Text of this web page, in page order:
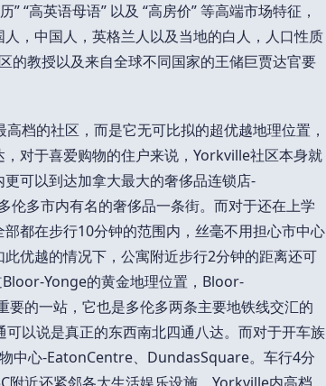
“高英语母语” 以及 “高房价” 等高端市场特征，
，中国人，英格兰人以及当地的白人，人口性质
教授以及来自全球不同国家的王储巨贾达官要
档的社区，而是它无可比拟的超优越地理位置，
对于喜爱购物的住户来说，Yorkville社区本身就
可以到达加拿大最大的奢侈品连锁店-
多市内有名的奢侈品一条街。而对于还在上学
都在步行10分钟的范围内，丝毫不用担心市中心
优越的情况下，公寓附近步行2分钟的距离还可
Yonge的黄金地理位置，Bloor-
的一站，它也是多伦多两条主要地铁线交汇的
以说是真正的东西南北四通八达。而对于开车族
中心-EatonCentre、DundasSquare。车行4分